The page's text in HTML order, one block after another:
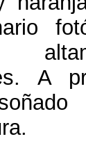
. A
.